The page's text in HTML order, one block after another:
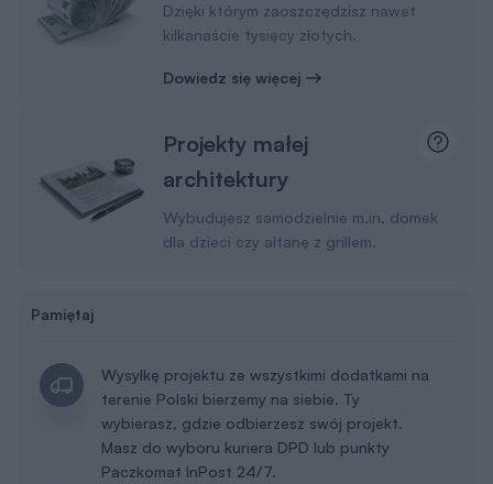
Dzięki którym zaoszczędzisz nawet
kilkanaście tysięcy złotych.
Dowiedz się więcej
Projekty małej
architektury
Wybudujesz samodzielnie m.in. domek
dla dzieci czy altanę z grillem.
Pamiętaj
Wysyłkę projektu ze wszystkimi dodatkami na
terenie Polski bierzemy na siebie. Ty
wybierasz, gdzie odbierzesz swój projekt.
Masz do wyboru kuriera DPD lub punkty
Paczkomat InPost 24/7.